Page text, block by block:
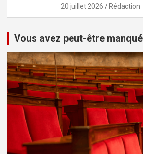
20 juillet 2026 Rédaction
Vous avez peut-être manqué